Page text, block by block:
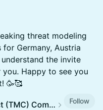
threat modeling
Germany, Austria
the invite
Happy to see you
🥳🥰
Threat Modeling Connect (TMC) Community Events
Follow